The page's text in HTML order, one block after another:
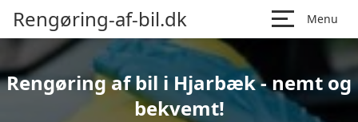
Rengøring-af-bil.dk Menu
Rengøring af bil i Hjarbæk - nemt og
bekvemt!